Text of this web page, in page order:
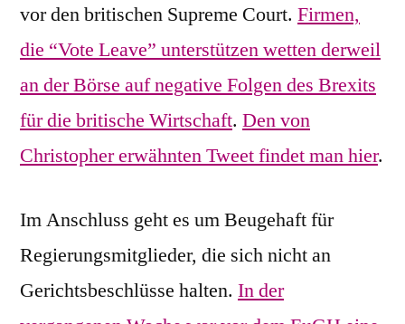
vor den britischen Supreme Court. Firmen,
die “Vote Leave” unterstützen wetten derweil
an der Börse auf negative Folgen des Brexits
für die britische Wirtschaft. Den von
Christopher erwähnten Tweet findet man hier.
Im Anschluss geht es um Beugehaft für
Regierungsmitglieder, die sich nicht an
Gerichtsbeschlüsse halten. In der